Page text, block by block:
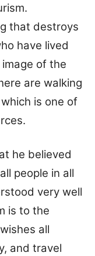
that destroys
have lived
of the
are walking
is one of
he believed
people in all
very well
is to the
all
and travel